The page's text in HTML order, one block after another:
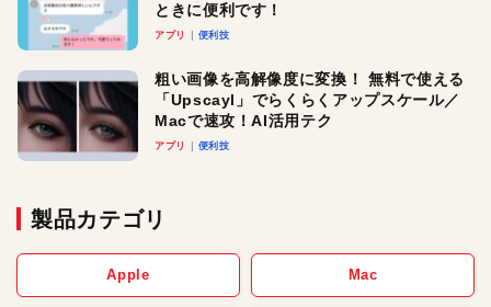
ときに便利です！
アプリ 便利技
粗い画像を高解像度に変換！ 無料で使える
「Upscayl」でらくらくアップスケール／
Macで速攻！AI活用テク
アプリ 便利技
製品カテゴリ
Apple Mac